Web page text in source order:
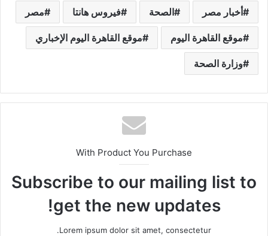
أخبار مصر الصحة فيروس هانتا مصر
موقع القاهرة اليوم موقع القاهرة اليوم الإخباري
وزارة الصحة
With Product You Purchase
Subscribe to our mailing list to
get the new updates!
Lorem ipsum dolor sit amet, consectetur.